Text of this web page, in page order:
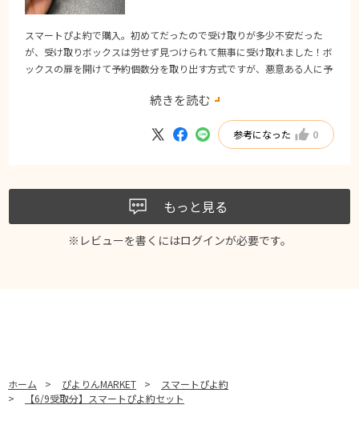
スマートぴよ約で購入。初めてだったので受け取りが多少不安だった
が、受け取りボックスは労せず見つけられて無事に受け取れました！ボ
ックスの扉を開けて予約個数分を取り出す方式ですが、悪意ある人に予
とロック解除のタイミングで特定出来るのかなと思いました。
見た目も可愛く、味もムースのふんわりした舌触りとしつこくない甘さ
の中にプリンが隠れている驚きで楽しめました！
続きを読む
参考になった 0
もっと見る
※レビューを書くにはログインが必要です。
ホーム > ぴよりんMARKET >
スマートぴよ約
>
【6/9受取分】スマートぴよ約セット